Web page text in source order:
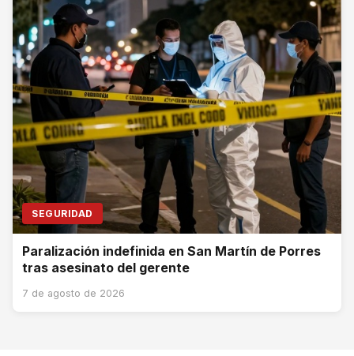
SEGURIDAD
Paralización indefinida en San Martín de Porres
tras asesinato del gerente
7 de agosto de 2026